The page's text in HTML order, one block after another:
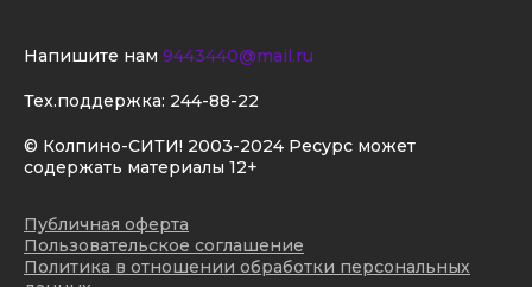
© Колпино-СИТИ! 2003-2024 Ресурс может
содержать материалы 12+
Публичная оферта
Пользовательское соглашение
Политика в отношении обработки персональных
Напишите нам 9443440@mail.ru
Тех.поддержка: 244-88-22